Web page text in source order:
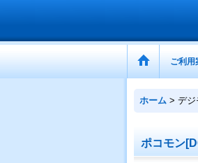
ご利用
ホーム > デジ
ポコモン